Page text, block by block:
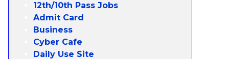
12th/10th Pass Jobs
Admit Card
Business
Cyber Cafe
Daily Use Site